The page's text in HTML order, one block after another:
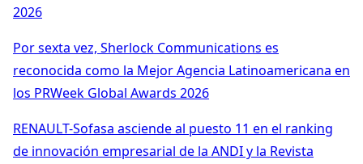
2026
Por sexta vez, Sherlock Communications es
reconocida como la Mejor Agencia Latinoamericana en
los PRWeek Global Awards 2026
RENAULT-Sofasa asciende al puesto 11 en el ranking
de innovación empresarial de la ANDI y la Revista